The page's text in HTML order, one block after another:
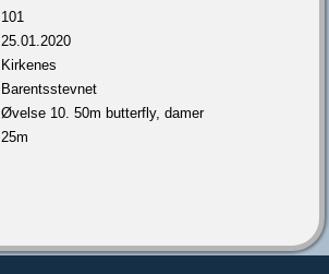
101
25.01.2020
Kirkenes
Barentsstevnet
Øvelse 10. 50m butterfly, damer
25m